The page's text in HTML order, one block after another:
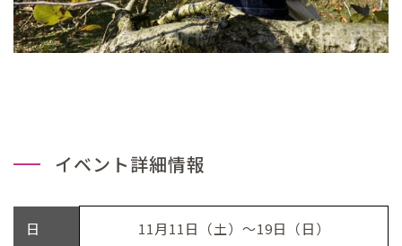
イベント詳細情報
日 11月11日（土）～19日（日）